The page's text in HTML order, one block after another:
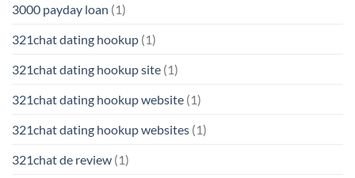
3000 payday loan (1)
321chat dating hookup (1)
321chat dating hookup site (1)
321chat dating hookup website (1)
321chat dating hookup websites (1)
321chat de review (1)